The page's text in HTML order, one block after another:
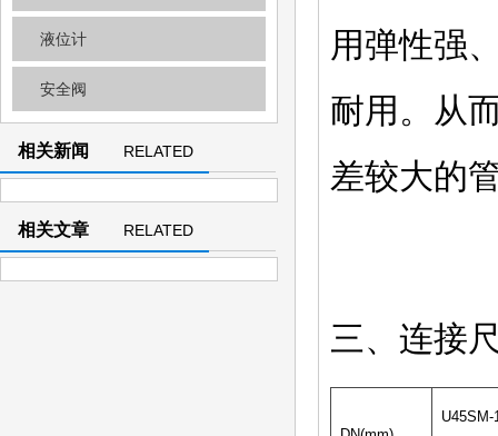
液位计
安全阀
相关新闻
RELATED
NEWS
相关文章
RELATED
ARTICLE
用弹性强
耐用。从
差较大的
三、连接